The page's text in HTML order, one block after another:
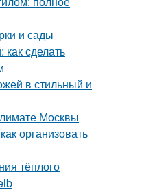
и сады
сделать
в стильный и
Москвы
организовать
тёплого